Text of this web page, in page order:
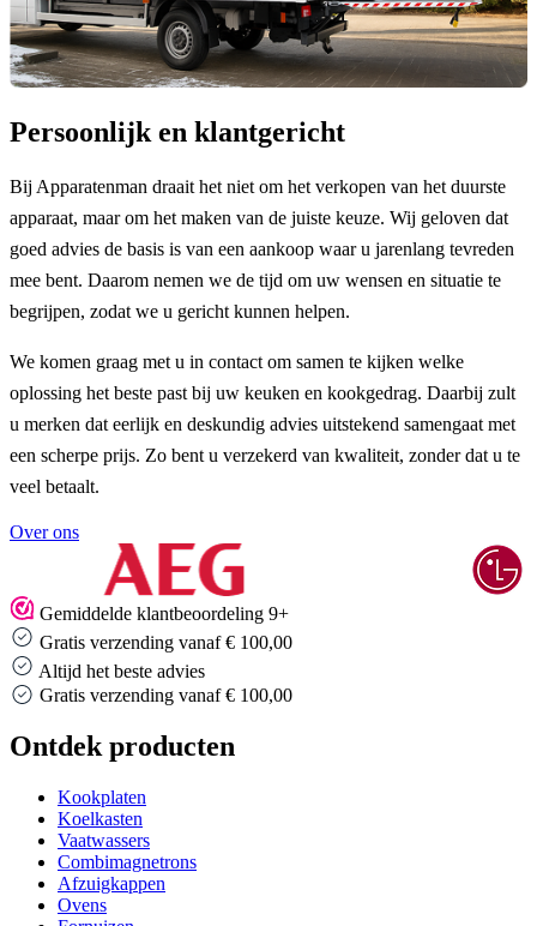
Persoonlijk en klantgericht
Bij Apparatenman draait het niet om het verkopen van het duurste
apparaat, maar om het maken van de juiste keuze. Wij geloven dat
goed advies de basis is van een aankoop waar u jarenlang tevreden
mee bent. Daarom nemen we de tijd om uw wensen en situatie te
begrijpen, zodat we u gericht kunnen helpen.
We komen graag met u in contact om samen te kijken welke
oplossing het beste past bij uw keuken en kookgedrag. Daarbij zult
u merken dat eerlijk en deskundig advies uitstekend samengaat met
een scherpe prijs. Zo bent u verzekerd van kwaliteit, zonder dat u te
veel betaalt.
Over ons
Gemiddelde klantbeoordeling 9+
Gratis verzending vanaf € 100,00
Altijd het beste advies
Altijd het beste advies
Ontdek producten
Kookplaten
Koelkasten
Vaatwassers
Combimagnetrons
Afzuigkappen
Ovens